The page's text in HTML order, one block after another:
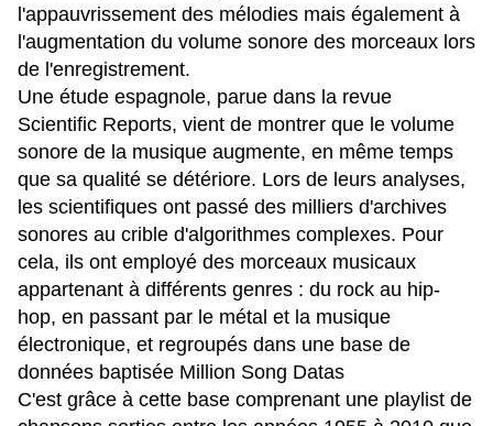
l'appauvrissement des mélodies mais également à
l'augmentation du volume sonore des morceaux lors
de l'enregistrement.
Une étude espagnole, parue dans la revue
Scientific Reports, vient de montrer que le volume
sonore de la musique augmente, en même temps
que sa qualité se détériore. Lors de leurs analyses,
les scientifiques ont passé des milliers d'archives
sonores au crible d'algorithmes complexes. Pour
cela, ils ont employé des morceaux musicaux
appartenant à différents genres : du rock au hip-
hop, en passant par le métal et la musique
électronique, et regroupés dans une base de
données baptisée Million Song Datas
C'est grâce à cette base comprenant une playlist de